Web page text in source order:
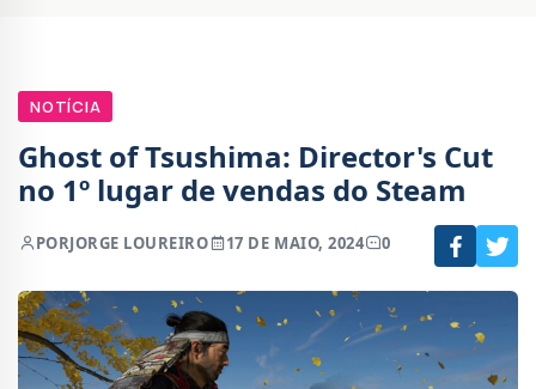
NOTÍCIA
Ghost of Tsushima: Director's Cut
no 1º lugar de vendas do Steam
PORJORGE LOUREIRO 17 DE MAIO, 2024 0